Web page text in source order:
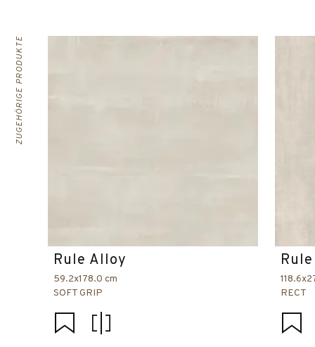
ZUGEHÖRIGE PRODUKTE
Rule Alloy
59.2x178.0 cm
SOFT GRIP
RECT